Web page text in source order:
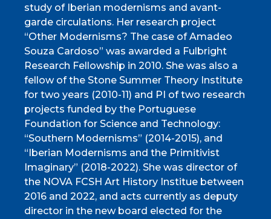
study of Iberian modernisms and avant-
garde circulations. Her research project
“Other Modernisms? The case of Amadeo
Souza Cardoso” was awarded a Fulbright
Research Fellowship in 2010. She was also a
fellow of the Stone Summer Theory Institute
for two years (2010-11) and PI of two research
projects funded by the Portuguese
Foundation for Science and Technology:
“Southern Modernisms” (2014-2015), and
“Iberian Modernisms and the Primitivist
Imaginary” (2018-2022). She was director of
the NOVA FCSH Art History Institue between
2016 and 2022, and acts currently as deputy
director in the new board elected for the